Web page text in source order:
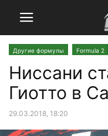
Другие формулы Formula 2
Ниссани
Гиотто в
29.03.2018, 18:20